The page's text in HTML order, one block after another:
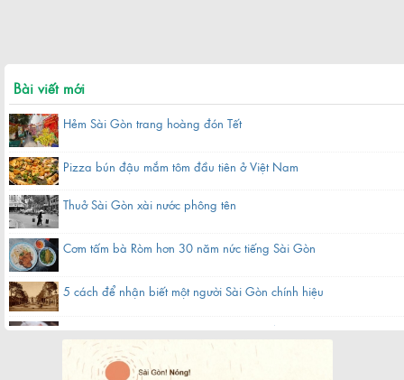
Bài viết mới
Hẻm Sài Gòn trang hoàng đón Tết
Pizza bún đậu mắm tôm đầu tiên ở Việt Nam
Thuở Sài Gòn xài nước phông tên
Cơm tấm bà Ròm hơn 30 năm nức tiếng Sài Gòn
5 cách để nhận biết một người Sài Gòn chính hiệu
Hàng bánh canh bột gạo hơn 60 năm nằm gần chợ ở Sài Gòn